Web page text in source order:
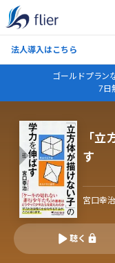
法人導入はこちら
ゴールドプラン
7日
「
す
宮口幸治
聴く